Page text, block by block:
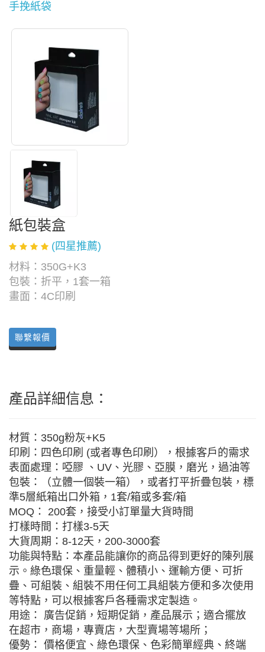
手挽紙袋
紙包裝盒
(四星推薦)
材料：350G+K3
包裝：折平，1套一箱
畫面：4C印刷
聯繫報價
產品詳細信息：
材質：350g粉灰+K5
印刷：四色印刷 (或者專色印刷），根據客戶的需求
表面處理：啞膠 、UV、光膠、亞膜，磨光，過油等
包裝：（立體一個裝一箱），或者打平折疊包裝，標
準5層紙箱出口外箱，1套/箱或多套/箱
MOQ： 200套，接受小訂單量大貨時間
打樣時間：打樣3-5天
大貨周期：8-12天，200-3000套
功能與特點：本產品能讓你的商品得到更好的陳列展
示。綠色環保、重量輕、體積小、運輸方便、可折
疊、可組裝、組裝不用任何工具組裝方便和多次使用
等特點，可以根據客戶各種需求定製造。
用途： 廣告促銷，短期促銷，產品展示；適合擺放
在超市，商場，專賣店，大型賣場等場所；
優勢： 價格便宜、綠色環保、色彩簡單經典、終端